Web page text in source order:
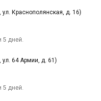
ул. Краснополянская, д. 16)
5 дней.
ул. 64 Армии, д. 61)
5 дней.